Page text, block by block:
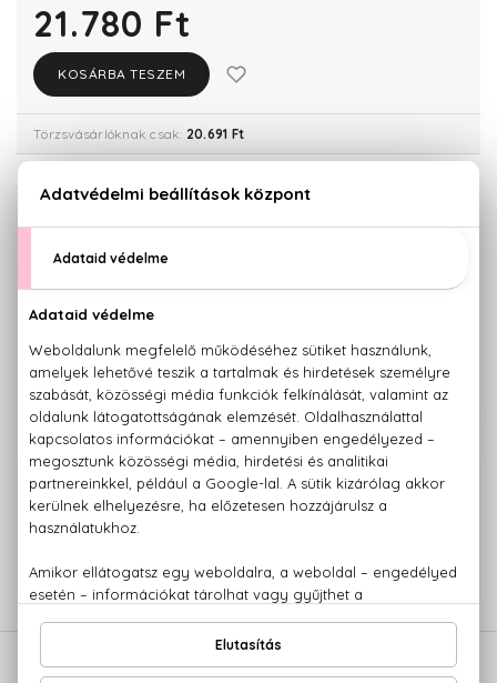
21.780 Ft
KOSÁRBA TESZEM
Törzsvásárlóknak csak: 20.691 Ft
KISZERELÉS KIVÁLASZTÁSA
30 ml
21.780 Ft
50 ml
32.710 Ft
KAPCSOLÓDÓ TERMÉKEK
100% eredeti termékek,14 napos visszaküldési garanciával
779 1926